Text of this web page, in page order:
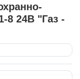
8 24В "Газ -